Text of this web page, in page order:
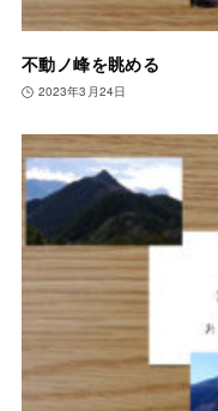
不動ノ峰を眺める
2023年3月24日